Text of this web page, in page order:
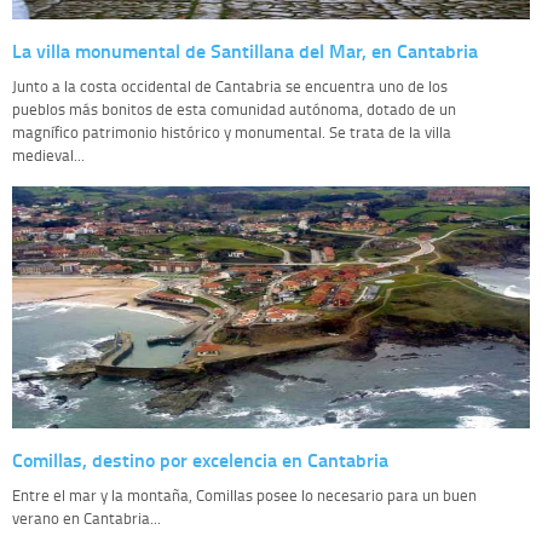
La villa monumental de Santillana del Mar, en Cantabria
Junto a la costa occidental de Cantabria se encuentra uno de los
pueblos más bonitos de esta comunidad autónoma, dotado de un
magnífico patrimonio histórico y monumental. Se trata de la villa
medieval...
Comillas, destino por excelencia en Cantabria
Entre el mar y la montaña, Comillas posee lo necesario para un buen
verano en Cantabria...